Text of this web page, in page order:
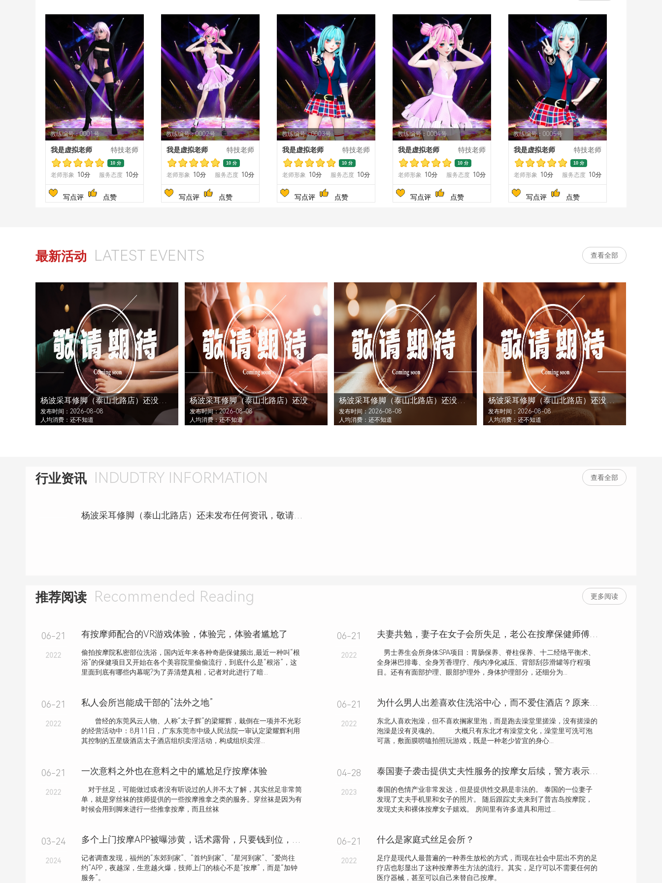
教练编号：0001号
我是虚拟老师 特技老师
10 分
老师形象 10分 服务态度 10分
写点评 点赞
教练编号：0002号
我是虚拟老师 特技老师
10 分
老师形象 10分 服务态度 10分
写点评 点赞
教练编号：0003号
我是虚拟老师 特技老师
10 分
老师形象 10分 服务态度 10分
写点评 点赞
教练编号：0004号
我是虚拟老师 特技老师
10 分
老师形象 10分 服务态度 10分
写点评 点赞
教练编号：0005号
我是虚拟老师 特技老师
10 分
老师形象 10分 服务态度 10分
写点评 点赞
最新活动 LATEST EVENTS 查看全部
杨波采耳修脚（泰山北路店）还没发布活动
发布时间：2026-08-08
人均消费：还不知道
杨波采耳修脚（泰山北路店）还没发布活动
发布时间：2026-08-08
人均消费：还不知道
杨波采耳修脚（泰山北路店）还没发布活动
发布时间：2026-08-08
人均消费：还不知道
杨波采耳修脚（泰山北路店）还没发布活动
发布时间：2026-08-08
人均消费：还不知道
行业资讯 INDUDTRY INFORMATION 查看全部
推荐阅读 Recommended Reading 更多阅读
06-21
2022
有按摩师配合的VR游戏体验，体验完，体验者尴尬了
偷拍按摩院私密部位洗浴，国内近年来各种奇葩保健频出,最近一种叫“根
浴”的保健项目又开始在各个美容院里偷偷流行，到底什么是“根浴”，这
里面到底有哪些内幕呢?为了弄清楚真相，记者对此进行了暗...
06-21
2022
男士养生会所身体SPA项目：胃肠保养、脊柱保养、十二经络平衡术、
全身淋巴排毒、全身芳香理疗、颅内净化减压、背部刮莎滑罐等疗程项
目。还有有面部护理、眼部护理外，身体护理部分，还细分为...
06-21
2022
私人会所岂能成干部的“法外之地”
曾经的东莞风云人物、人称“太子辉”的梁耀辉，栽倒在一项并不光彩
的经营活动中：8月11日，广东东莞市中级人民法院一审认定梁耀辉利用
其控制的五星级酒店太子酒店组织卖淫活动，构成组织卖淫...
06-21
2022
东北人喜欢泡澡，但不喜欢搁家里泡，而是跑去澡堂里搓澡，没有搓澡的
泡澡是没有灵魂的。 大概只有东北才有澡堂文化，澡堂里可洗可泡
可蒸，敷面膜唠嗑拍照玩游戏，既是一种老少皆宜的身心...
06-21
2022
一次意料之外也在意料之中的尴尬足疗按摩体验
对于丝足，可能做过或者没有听说过的人并不太了解，其实丝足非常简
单，就是穿丝袜的技师提供的一些按摩推拿之类的服务。穿丝袜是因为有
时候会用到脚来进行一些推拿按摩，而且丝袜
04-28
2023
泰国的色情产业非常发达，但是提供性交易是非法的。 泰国的一位妻子
发现了丈夫手机里和女子的照片。 随后跟踪丈夫来到了普吉岛按摩院，
发现丈夫和裸体按摩女子嬉戏。 房间里有许多道具和用过...
03-24
2024
记者调查发现，福州的“东郊到家”、“首约到家”、“星河到家”、“爱尚往
约”APP，夜越深，生意越火爆，技师上门的核心不是“按摩”，而是“加钟
服务”。
06-21
2022
什么是家庭式丝足会所？
足疗是现代人最普遍的一种养生放松的方式，而现在社会中层出不穷的足
疗店也彰显出了这种按摩养生方法的流行。其实，足疗可以不需要任何的
医疗器械，甚至可以自己来替自己按摩。